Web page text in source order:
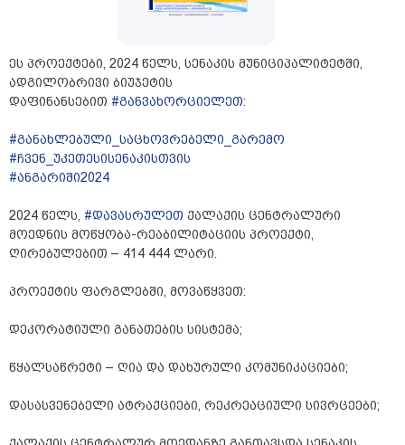
ეს პროექტები, 2024 წელს, სენაკის მუნიციპალიტეტში,
ადგილობრივი ბიუჯეტის
დაფინანსებით #განვახორციელეთ:
#განახლებული_საცხოვრებელი_გარემო
#ჩვენ_უკეთესისენაკისთვის
#ანგარიში2024
2024 წელს, #დავასრულეთ ქალაქის ცენტრალური
მოედნის მოწყობა-რეაბილიტაციის პროექტი,
ღირებულებით – 414 444 ლარი.
პროექტის ფარგლებში, მოვაწყვეთ:
დეკორატიული განათების სისტემა;
წყალსაწრეტი – ღია და დახურული კომუნიკაციები;
დასასვენებელი ატრაქციები, რეკრეაციული სივრცეები;